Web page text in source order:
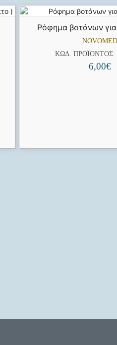
Ρόφημα βοτάνων
NOVOMED
ΚΩΔ. ΠΡΟΪΌΝΤΟΣ:
6,00€